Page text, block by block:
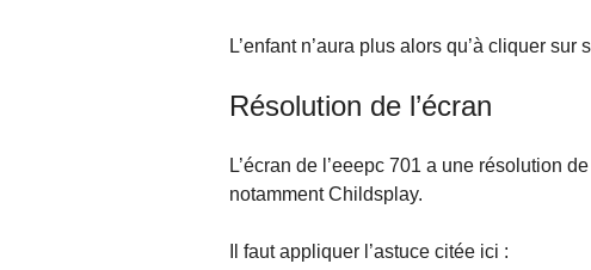
L’enfant n’aura plus alors qu’à cliquer
Résolution de l’écran
L’écran de l’eeepc 701 a une résolution
notamment Childsplay.
Il faut appliquer l’astuce citée ici :